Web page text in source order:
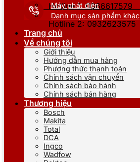
Hotline 1: 0866617579
Hotline 2: 0932623575
Máy phát điện
Danh mục sản phẩm khác
Trang chủ
Về chúng tôi
Giới thiệu
Hướng dẫn mua hàng
Phương thức thanh toán
Chính sách vận chuyển
Chính sách bảo hành
Chính sách bán hàng
Thương hiệu
Bosch
Makita
Total
DCA
Ingco
Wadfow